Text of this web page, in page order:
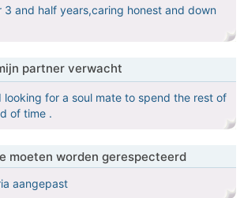
3 and half years,caring honest and down
partner verwacht
looking for a soul mate to spend the rest of
of time .
moeten worden gerespecteerd
aangepast